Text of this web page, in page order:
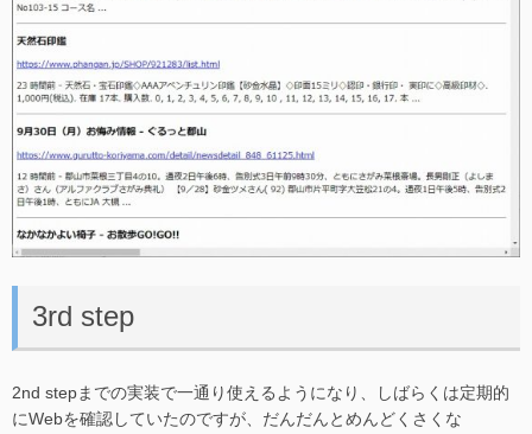
3rd step
2nd stepまでの実装で一通り使えるようになり、しばらくは定期的
にWebを確認していたのですが、だんだんとめんどくさくな